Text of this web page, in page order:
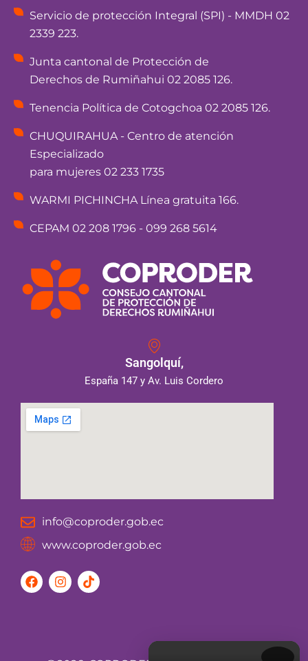
Servicio de protección Integral (SPI) - MMDH 02
2339 223.
Junta cantonal de Protección de
Derechos de Rumiñahui 02 2085 126.
Tenencia Política de Cotogchoa 02 2085 126.
CHUQUIRAHUA - Centro de atención
Especializado
para mujeres 02 233 1735
WARMI PICHINCHA Línea gratuita 166.
CEPAM 02 208 1796 - 099 268 5614
Sangolquí,
España 147 y Av. Luis Cordero
info@coproder.gob.ec
www.coproder.gob.ec
F
a
I
n
T
i